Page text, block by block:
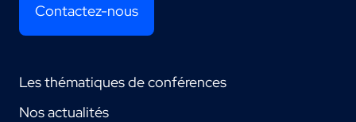
Contactez-nous
Les thématiques de conférences
Nos actualités